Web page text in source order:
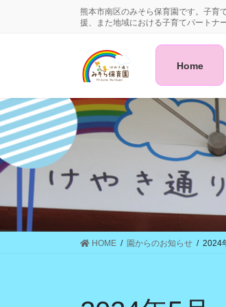
移
動
ン
に
移
動
熊本市南区のみそら保育園です。子育
援、また地域における子育てパートナ
Home
HOME 園からのお知らせ 2024